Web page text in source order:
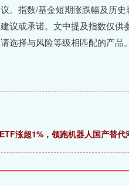
指数/基金短期涨跌幅及历史
议或承诺。文中提及指数仅
选择与风险等级相匹配的产品
涨超1%，领跑机器人国产替代